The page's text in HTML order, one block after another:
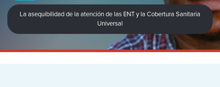
La asequibilidad de la atención de las ENT y la Cobertura Sanitaria
Universal